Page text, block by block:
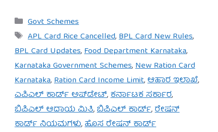
Categories
Govt Schemes
Tags
APL Card Rice Cancelled,BPL Card New Rules,
BPL Card Updates,Food Department Karnataka,
Karnataka Government Schemes,New Ration Card
Karnataka,Ration Card Income Limit,ಆಹಾರ ಇಲಾಖೆ,
ಎಪಿಎಲ್ ಕಾರ್ಡ್ ಅಪ್‌ಡೇಟ್,ಕರ್ನಾಟಕ ಸರ್ಕಾರ,
ಬಿಪಿಎಲ್ ಆದಾಯ ಮಿತಿ,ಬಿಪಿಎಲ್ ಕಾರ್ಡ್,ರೇಷನ್
ಕಾರ್ಡ್ ನಿಯಮಗಳು,ಹೊಸ ರೇಷನ್ ಕಾರ್ಡ್